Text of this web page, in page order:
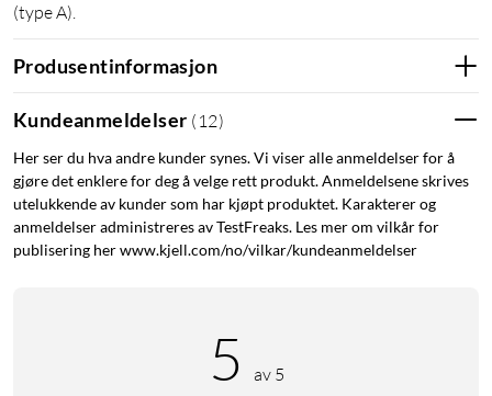
(type A).
Produsentinformasjon
Kundeanmeldelser ( 12)
Her ser du hva andre kunder synes. Vi viser alle anmeldelser for å
gjøre det enklere for deg å velge rett produkt. Anmeldelsene skrives
utelukkende av kunder som har kjøpt produktet. Karakterer og
anmeldelser administreres av TestFreaks. Les mer om vilkår for
publisering her www.kjell.com/no/vilkar/kundeanmeldelser
5 av 5